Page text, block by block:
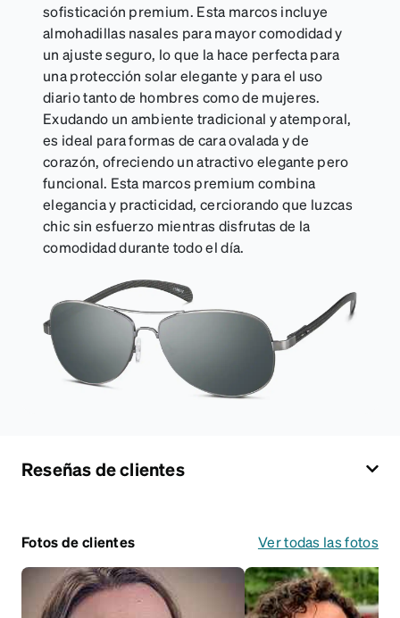
sofisticación premium. Esta marcos incluye
almohadillas nasales para mayor comodidad y
un ajuste seguro, lo que la hace perfecta para
una protección solar elegante y para el uso
diario tanto de hombres como de mujeres.
Exudando un ambiente tradicional y atemporal,
es ideal para formas de cara ovalada y de
corazón, ofreciendo un atractivo elegante pero
funcional. Esta marcos premium combina
elegancia y practicidad, cerciorando que luzcas
chic sin esfuerzo mientras disfrutas de la
comodidad durante todo el día.
Reseñas de clientes
Fotos de clientes Ver todas las fotos